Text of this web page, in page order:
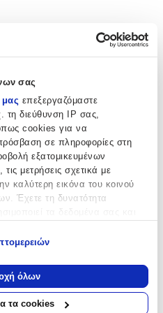
σας
μας επεξεργαζόμαστε
διεύθυνση IP σας,
cookies για να
σε πληροφορίες στη
εξατομικευμένων
μετρήσεις σχετικά με
καλύτερη εικόνα του κοινού
Έχετε τη δυνατότητα
σχετικά με τη γεωγραφική
να είναι ακριβείς σε
όλων
τα cookies